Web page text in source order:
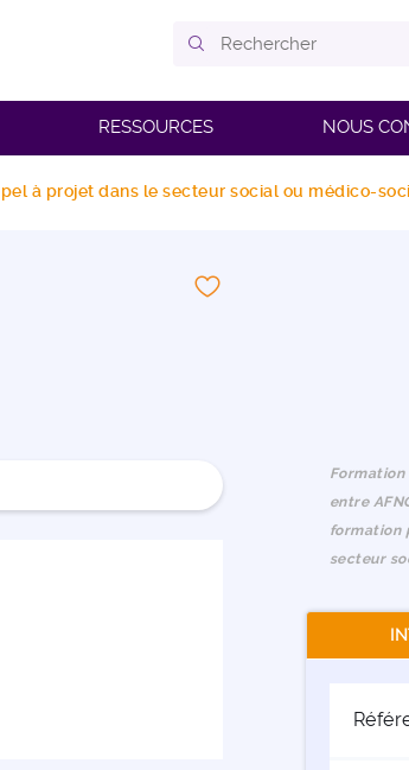
RESSOURCES NOUS
à projet dans le secteur social ou médico-
entre
formation
secteur